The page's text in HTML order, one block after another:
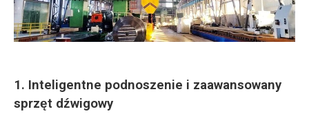
1. Inteligentne podnoszenie i zaawansowany
sprzęt dźwigowy